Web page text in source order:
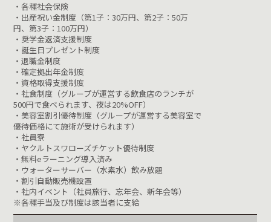
・各種社会保険
・出産祝い金制度（第1子：30万円、第2子：50万
円、第3子：100万円）
・奨学金返済支援制度
・誕生日プレゼント制度
・退職金制度
・確定拠出年金制度
・資格取得支援制度
・社食制度（グループが運営する飲食店のランチが
500円で食べられます、夜は20%OFF）
・美容室割引優待制度（グループが運営する美容室で
優待価格にて施術が受けられます）
・社員寮
・ヤクルトスワローズチケット優待制度
・無料eラーニング導入済み
・ウォーターサーバー（水素水）飲み放題
・割引自動販売機設置
・社内イベント（社員旅行、忘年会、新年会等）
※各種手当及び制度は該当者に支給